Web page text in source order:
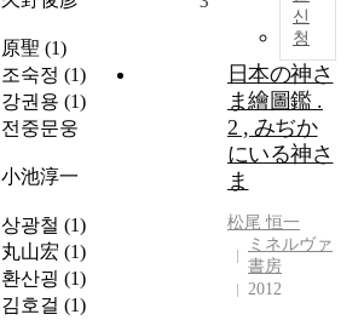
原聖 (1)
조숙정 (1)
강권용 (1)
전중문웅
小池淳一
상광철 (1)
丸山宏 (1)
환산굉 (1)
김호걸 (1)
신
청
日本の神さ
ま繪圖鑑 .
2 , みぢか
にいる神さ
ま
松尾 恒一
ミネルヴァ
書房
2012